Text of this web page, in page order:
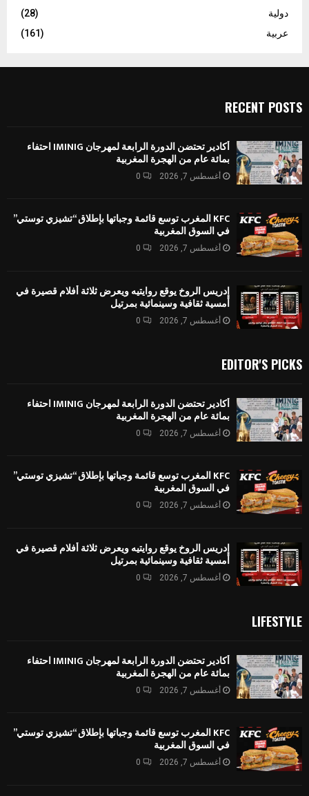
دولية
(28)
عربية
(161)
RECENT POSTS
أكادير تحتضن الدورة الرابعة لمهرجان IMINIG احتفاء
بمائة عام من الهجرة المغربية
أغسطس 7, 2026 0
KFC المغرب توسع قائمة وجباتها بإطلاق “تشيزي توستي”
في السوق المغربية
أغسطس 7, 2026 0
إدريس الروخ يوقع روايتيه ويعرض ثلاثة أفلام قصيرة في
أمسية ثقافية وسينمائية بمرتيل
أغسطس 7, 2026 0
EDITOR'S PICKS
أكادير تحتضن الدورة الرابعة لمهرجان IMINIG احتفاء
بمائة عام من الهجرة المغربية
أغسطس 7, 2026 0
KFC المغرب توسع قائمة وجباتها بإطلاق “تشيزي توستي”
في السوق المغربية
أغسطس 7, 2026 0
إدريس الروخ يوقع روايتيه ويعرض ثلاثة أفلام قصيرة في
أمسية ثقافية وسينمائية بمرتيل
أغسطس 7, 2026 0
LIFESTYLE
أكادير تحتضن الدورة الرابعة لمهرجان IMINIG احتفاء
بمائة عام من الهجرة المغربية
أغسطس 7, 2026 0
KFC المغرب توسع قائمة وجباتها بإطلاق “تشيزي توستي”
في السوق المغربية
أغسطس 7, 2026 0